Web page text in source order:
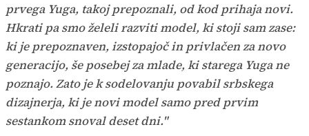
prvega Yuga, takoj prepoznali, od kod prihaja novi.
Hkrati pa smo želeli razviti model, ki stoji sam zase:
ki je prepoznaven, izstopajoč in privlačen za novo
generacijo, še posebej za mlade, ki starega Yuga ne
poznajo. Zato je k sodelovanju povabil srbskega
dizajnerja, ki je novi model samo pred prvim
sestankom snoval deset dni."